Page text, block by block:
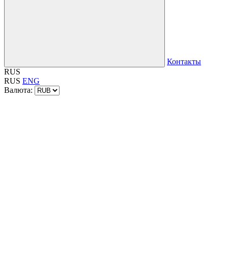
Контакты
RUS
RUS ENG
Валюта: